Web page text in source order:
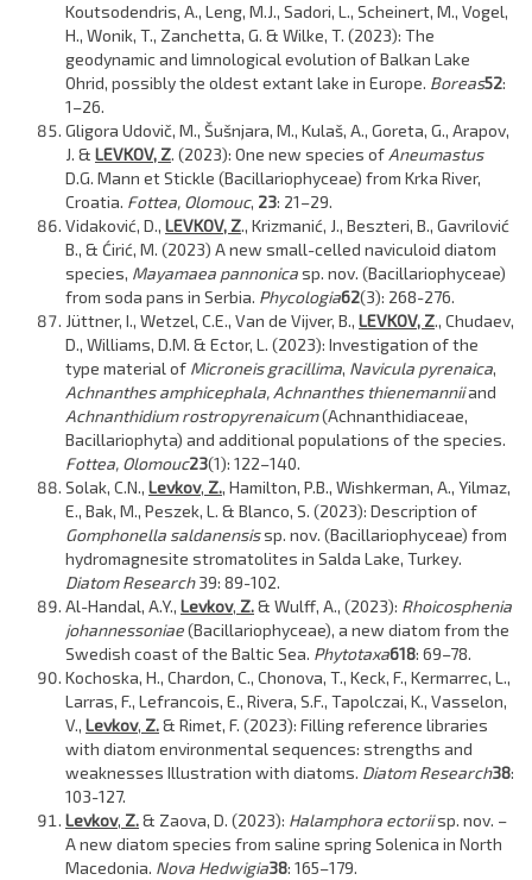
Koutsodendris, A., Leng, M.J., Sadori, L., Scheinert, M., Vogel,
H., Wonik, T., Zanchetta, G. & Wilke, T. (2023): The
geodynamic and limnological evolution of Balkan Lake
Ohrid, possibly the oldest extant lake in Europe. Boreas52:
1–26.
Gligora Udovič, M., Šušnjara, M., Kulaš, A., Goreta, G., Arapov,
J. & LEVKOV, Z. (2023): One new species of Aneumastus
D.G. Mann et Stickle (Bacillariophyceae) from Krka River,
Croatia. Fottea, Olomouc, 23: 21–29.
Vidaković, D., LEVKOV, Z., Krizmanić, J., Beszteri, B., Gavrilović
B., & Ćirić, M. (2023) A new small-celled naviculoid diatom
species, Mayamaea pannonicasp. nov. (Bacillariophyceae)
from soda pans in Serbia. Phycologia62(3): 268-276.
Jüttner, I., Wetzel, C.E., Van de Vijver, B., LEVKOV, Z., Chudaev,
D., Williams, D.M. & Ector, L. (2023): Investigation of the
type material of Microneis gracillima, Navicula pyrenaica,
Achnanthes amphicephala, Achnanthes thienemanniiand
Achnanthidium rostropyrenaicum(Achnanthidiaceae,
Bacillariophyta) and additional populations of the species.
Fottea, Olomouc23(1): 122–140.
Solak, C.N., Levkov, Z., Hamilton, P.B., Wishkerman, A., Yilmaz,
E., Bak, M., Peszek, L. & Blanco, S. (2023): Description of
Gomphonella saldanensissp. nov. (Bacillariophyceae) from
hydromagnesite stromatolites in Salda Lake, Turkey.
Diatom Research39: 89-102.
Al-Handal, A.Y., Levkov, Z.& Wulff, A., (2023): Rhoicosphenia
johannessoniae(Bacillariophyceae), a new diatom from the
Swedish coast of the Baltic Sea. Phytotaxa618: 69–78.
Kochoska, H., Chardon, C., Chonova, T., Keck, F., Kermarrec, L.,
Larras, F., Lefrancois, E., Rivera, S.F., Tapolczai, K., Vasselon,
V., Levkov, Z.& Rimet, F. (2023): Filling reference libraries
with diatom environmental sequences: strengths and
weaknesses Illustration with diatoms. Diatom Research38:
103-127.
Levkov, Z.& Zaova, D. (2023): Halamphora ectoriisp. nov. –
A new diatom species from saline spring Solenica in North
Macedonia. Nova Hedwigia38: 165–179.